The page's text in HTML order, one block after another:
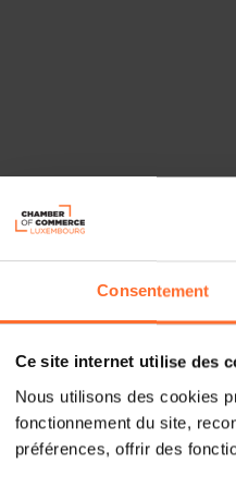
Consentement
Ce site internet utilise des
Nous utilisons des cookies
fonctionnement du site,
préférences, offrir des